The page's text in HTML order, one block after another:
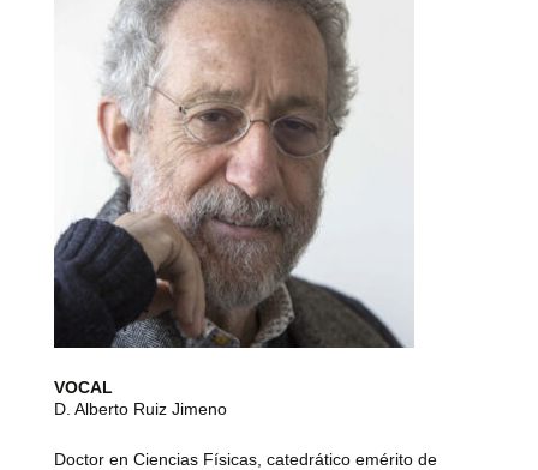
VOCAL
D. Alberto Ruiz Jimeno
Doctor en Ciencias Físicas, catedrático emérito de